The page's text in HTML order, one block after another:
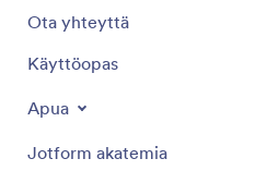
Tuki
Ota yhteyttä
Käyttöopas
Apua